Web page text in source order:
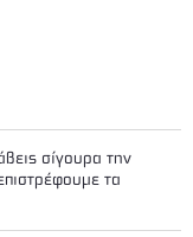
σίγουρα την
τα